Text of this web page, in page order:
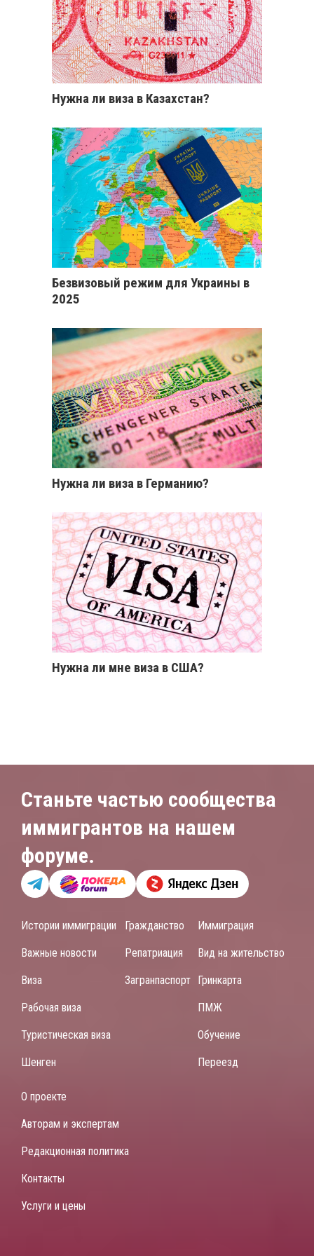
Нужна ли виза в Казахстан?
Безвизовый режим для Украины в
2025
Нужна ли виза в Германию?
Нужна ли мне виза в США?
Станьте частью сообщества
иммигрантов на нашем
форуме.
Истории иммиграции
Важные новости
Виза
Рабочая виза
Туристическая виза
Шенген
Гражданство
Репатриация
Загранпаспорт
Иммиграция
Вид на жительство
Гринкарта
ПМЖ
Обучение
Переезд
О проекте
Авторам и экспертам
Редакционная политика
Контакты
Услуги и цены